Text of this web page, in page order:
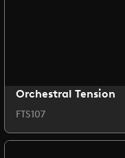
Orchestral Tension
FTS107